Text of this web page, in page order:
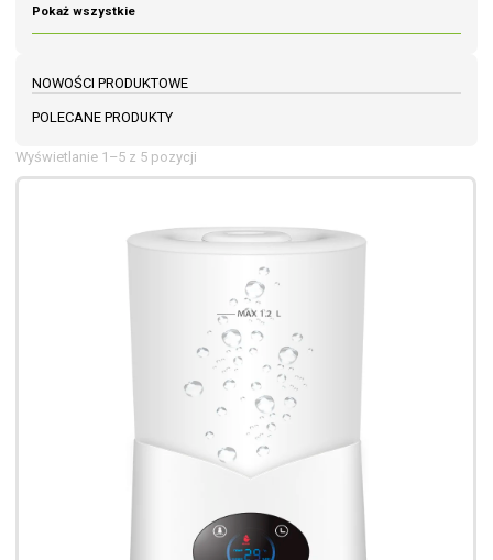
Pokaż wszystkie
NOWOŚCI PRODUKTOWE
POLECANE PRODUKTY
Wyświetlanie 1–5 z 5 pozycji